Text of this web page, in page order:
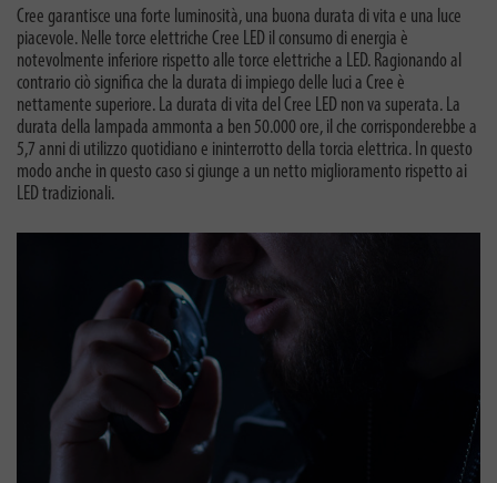
Cree garantisce una forte luminosità, una buona durata di vita e una luce
piacevole. Nelle torce elettriche Cree LED il consumo di energia è
notevolmente inferiore rispetto alle torce elettriche a LED. Ragionando al
contrario ciò significa che la durata di impiego delle luci a Cree è
nettamente superiore. La durata di vita del Cree LED non va superata. La
durata della lampada ammonta a ben 50.000 ore, il che corrisponderebbe a
5,7 anni di utilizzo quotidiano e ininterrotto della torcia elettrica. In questo
modo anche in questo caso si giunge a un netto miglioramento rispetto ai
LED tradizionali.